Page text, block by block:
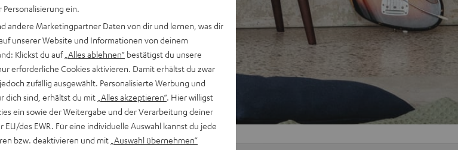
ein.
andere Marketingpartner Daten von dir und lernen, was dir
unserer Website und Informationen von deinem
Klickst du auf „Alles ablehnen“ bestätigst du unsere
erforderliche Cookies aktivieren. Damit erhältst du zwar
zufällig ausgewählt. Personalisierte Werbung und
dich sind, erhältst du mit „Alles akzeptieren“. Hier willigst
ein sowie der Weitergabe und der Verarbeitung deiner
EU/des EWR. Für eine individuelle Auswahl kannst du jede
bzw. deaktivieren und mit „Auswahl übernehmen“